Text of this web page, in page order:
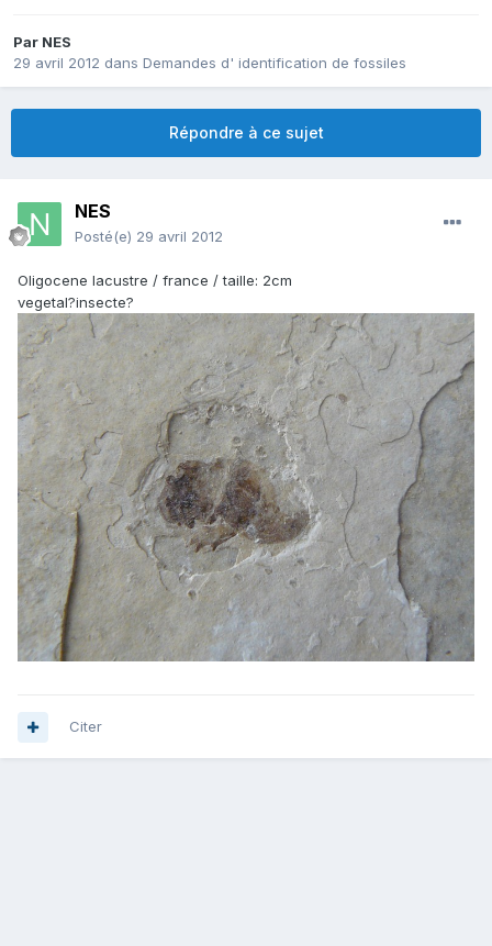
Par NES
29 avril 2012 dans Demandes d' identification de fossiles
Répondre à ce sujet
NES
Posté(e) 29 avril 2012
Oligocene lacustre / france / taille: 2cm
vegetal?insecte?
Citer